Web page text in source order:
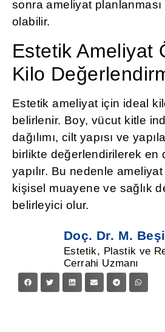
sonra ameliyat
olabilir.
Estetik Ameliyat
Kilo
Estetik ameliyat için ideal
belirlenir. Boy, vücut kitle
dağılımı, cilt yapısı ve
birlikte değerlendirilerek en
yapılır. Bu nedenle
kişisel muayene ve sağlık
belirleyici olur.
Doç. Dr. M.
Estetik, Plastik ve
Cerrahi Uzmanı